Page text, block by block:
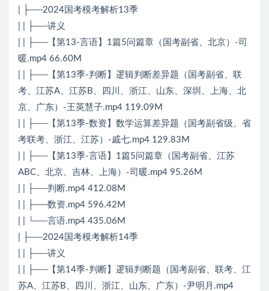
| ├──2024国考模考解析13季
| | ├──讲义
| | ├──【第13-言语】1篇5问篇章（国考副省、北京）-司
暖.mp4 66.60M
| | ├──【第13季-判断】逻辑判断差异题（国考副省、联
考、江苏A、江苏B、四川、浙江、山东、深圳、上海、北
京、广东）-王英慧子.mp4 119.09M
| | ├──【第13季-数资】数学运算差异题（国考副省级、省
考联考、浙江、江苏）-戚七.mp4 129.83M
| | ├──【第13季-言语】1篇5问篇章（国考副省、江苏
ABC、北京、吉林、上海）-司暖.mp4 95.26M
| | ├──判断.mp4 412.08M
| | ├──数资.mp4 596.42M
| | └──言语.mp4 435.06M
| ├──2024国考模考解析14季
| | ├──讲义
| | ├──【第14季-判断】逻辑判断题（国考副省、联考、江
苏A、江苏B、四川、浙江、山东、广东）-尹明月.mp4